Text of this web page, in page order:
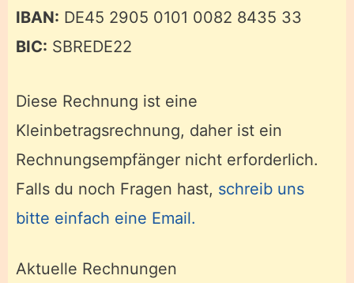
IBAN: DE45 2905 0101 0082 8435 33
BIC: SBREDE22
Diese Rechnung ist eine
Kleinbetragsrechnung, daher ist ein
Rechnungsempfänger nicht erforderlich.
Falls du noch Fragen hast, schreib uns
bitte einfach eine Email.
Aktuelle Rechnungen